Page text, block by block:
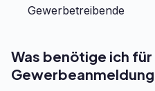
Gewerbetreibende
Was benötige ich für